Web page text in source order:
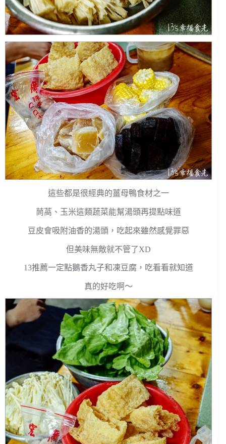
這些都是很經典的薑母鴨食材之一
茼萵、玉米這類蔬菜能幫湯頭再提點味道
豆皮會吸附油香的湯頭，吃起來雖然感覺罪惡
但美味無敵就不管了XD
13推薦一定點鵝香丸子和凍豆腐，吃看看就知道
真的好吃啊～